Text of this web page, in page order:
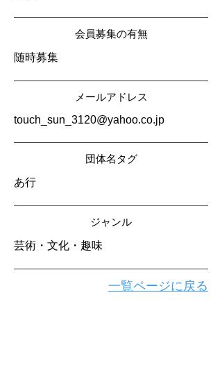
会員募集の有無
随時募集
メールアドレス
touch_sun_3120@yahoo.co.jp
​団体名タグ
あ行
​ジャンル
芸術・文化・趣味
一覧ページに戻る